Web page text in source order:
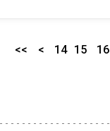
<< < 14 15 16